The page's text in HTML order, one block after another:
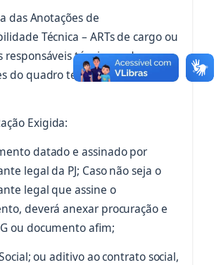
das Anotações de
Técnica – ARTs de cargo ou
responsáveis técnicos e dos
do quadro técnico da pessoa
Exigida:
datado e assinado por
legal da PJ; Caso não seja o
legal que assine o
deverá anexar procuração e
ou documento afim;
ou aditivo ao contrato social,